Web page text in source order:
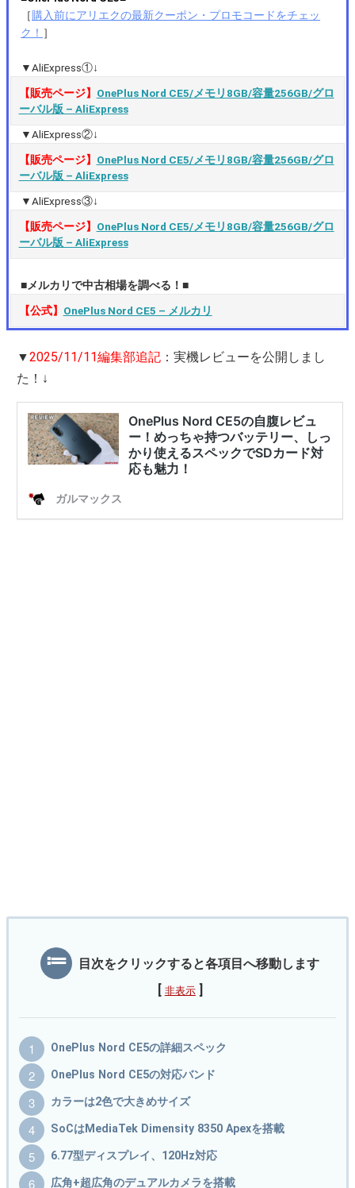
［購入前にアリエクの最新クーポン・プロモコードをチェッ
ク！ ］
▼AliExpress①↓
【販売ページ】 OnePlus Nord CE5/メモリ8GB/容量256GB/グロ
ーバル版 – AliExpress
▼AliExpress②↓
【販売ページ】 OnePlus Nord CE5/メモリ8GB/容量256GB/グロ
ーバル版 – AliExpress
▼AliExpress③↓
【販売ページ】 OnePlus Nord CE5/メモリ8GB/容量256GB/グロ
ーバル版 – AliExpress
■メルカリで中古相場を調べる！■
【公式】 OnePlus Nord CE5 – メルカリ
▼2025/11/11編集部追記 ：実機レビューを公開しまし
た！↓
目次をクリックすると各項目へ移動します
非表示
OnePlus Nord CE5の詳細スペック
OnePlus Nord CE5の対応バンド
カラーは2色で大きめサイズ
SoCはMediaTek Dimensity 8350 Apexを搭載
6.77型ディスプレイ、120Hz対応
広角+超広角のデュアルカメラを搭載